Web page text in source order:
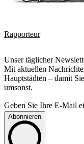
Rapporteur
Unser täglicher
Mit aktuellen
Hauptstädten – damit
umsonst.
Geben Sie Ihre E-Mail
Abonnieren